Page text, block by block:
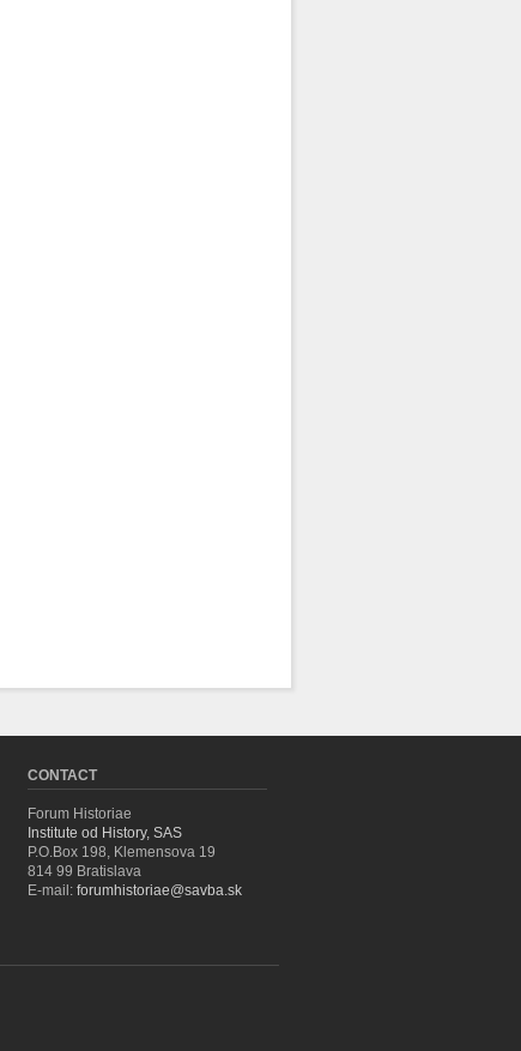
CONTACT
Forum Historiae
Institute od History, SAS
P.O.Box 198, Klemensova 19
814 99 Bratislava
E-mail: forumhistoriae@savba.sk